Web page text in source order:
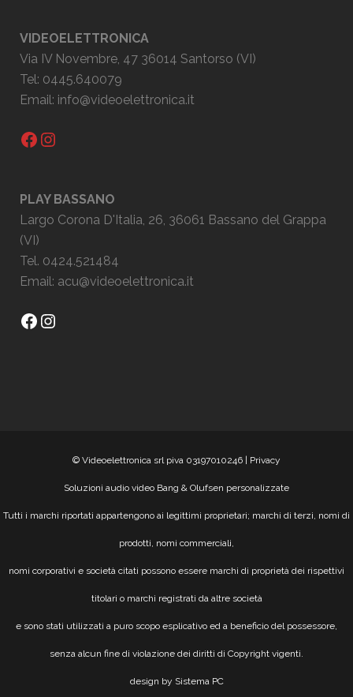
VIDEOELETTRONICA
Via IV Novembre, 47 36014 Santorso (VI)
Tel: 0445.640079
Email: info@videoelettronica.it
Facebook
Instagram
PLAY BASSANO
Largo Corona D'Italia, 26, 36061 Bassano del Grappa
(VI)
Tel. 0424.521484
Email: acu@videoelettronica.it
Facebook
Instagram
© Videoelettronica srl piva 03197010246 | Privacy
Soluzioni audio video Bang & Olufsen personalizzate
Tutti i marchi riportati appartengono ai legittimi proprietari; marchi di terzi, nomi di
prodotti, nomi commerciali,
nomi corporativi e società citati possono essere marchi di proprietà dei rispettivi
titolari o marchi registrati da altre società
e sono stati utilizzati a puro scopo esplicativo ed a beneficio del possessore,
senza alcun fine di violazione dei diritti di Copyright vigenti.
design by Sistema PC